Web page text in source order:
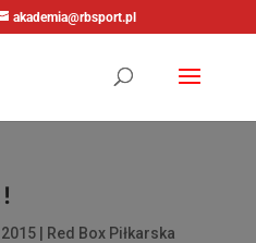
akademia@rbsport.pl
|
Red Box Piłkarska